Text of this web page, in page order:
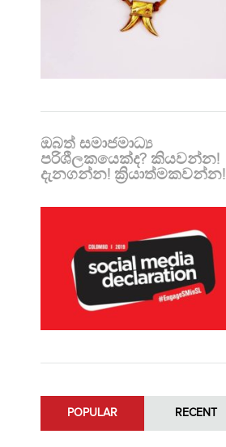
ඔබත් සමාජමාධ්‍ය
පරිශීලකයෙක්ද? කියවන්න!
දැනගන්න! ක්‍රියාත්මකවන්න!
POPULAR RECENT